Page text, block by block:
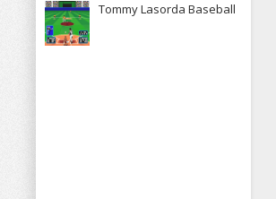
Tommy Lasorda Baseball